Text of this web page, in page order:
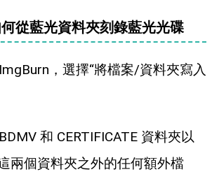
從藍光資料夾刻錄藍光光碟
，選擇“將檔案/資料夾寫入
和 CERTIFICATE 資料夾以
兩個資料夾之外的任何額外檔